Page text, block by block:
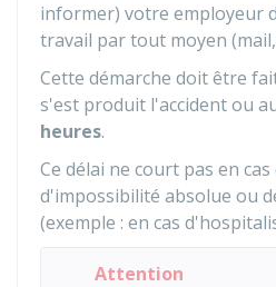
informer) votre employeur
travail par tout moyen (mail,
Cette démarche doit être
s'est produit l'accident ou
heures.
Ce délai ne court pas en cas
d'impossibilité absolue ou
(exemple : en cas
Attention